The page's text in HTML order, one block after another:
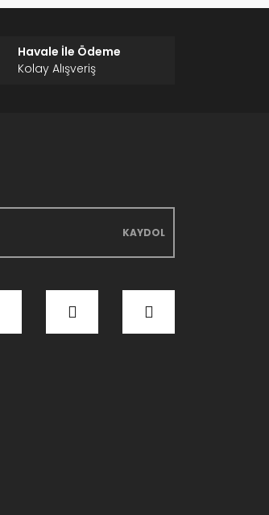
Havale İle Ödeme
Kolay Alışveriş
KAYDOL